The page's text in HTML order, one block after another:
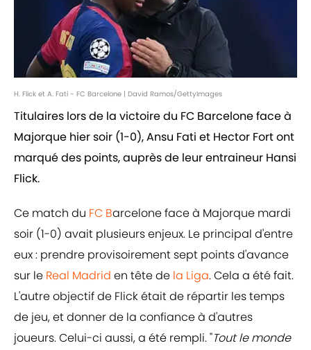
H. Flick et A. Fati - FC Barcelone | David Ramos/GettyImages
Titulaires lors de la victoire du FC Barcelone face à
Majorque hier soir (1-0), Ansu Fati et Hector Fort ont
marqué des points, auprès de leur entraineur Hansi
Flick.
Ce match du FC Barcelone face à Majorque mardi
soir (1-0) avait plusieurs enjeux. Le principal d'entre
eux : prendre provisoirement sept points d'avance
sur le Real Madrid en tête de la Liga. Cela a été fait.
L'autre objectif de Flick était de répartir les temps
de jeu, et donner de la confiance à d'autres
joueurs. Celui-ci aussi, a été rempli. "Tout le monde